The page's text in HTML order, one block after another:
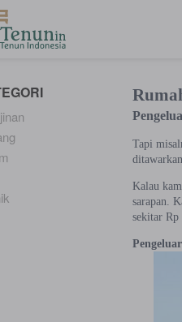
Tapi
Kalau
sarapan.
sekitar Rp